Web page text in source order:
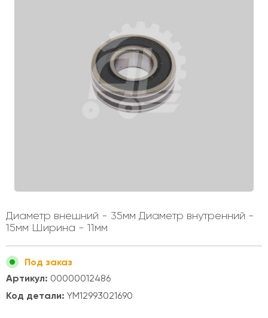
Диаметр внешний - 35мм Диаметр внутренний -
15мм Ширина - 11мм
Под заказ
Артикул: 00000012486
Код детали: YM12993021690